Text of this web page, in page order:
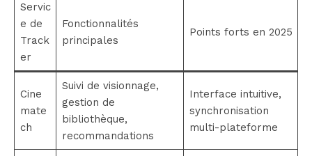
Servic
e de
Track
er
Fonctionnalités
principales
Points forts en 2025
Cine
mate
ch
Suivi de visionnage,
gestion de
bibliothèque,
recommandations
Interface intuitive,
synchronisation
multi-plateforme